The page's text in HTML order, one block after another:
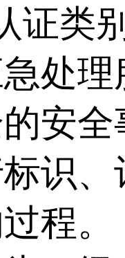
证类
处
安
识
程。